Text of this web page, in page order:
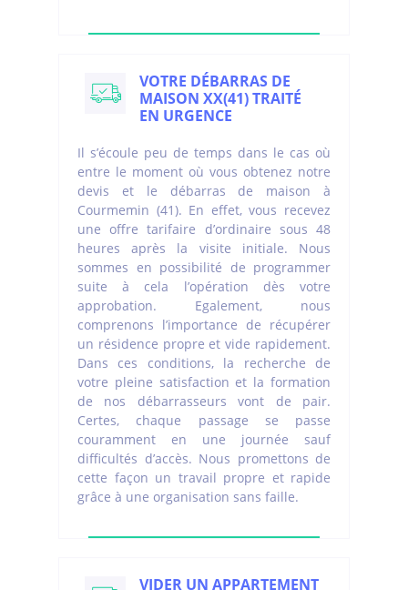
VOTRE DÉBARRAS DE
MAISON XX(41) TRAITÉ
EN URGENCE
Il s’écoule peu de temps dans le cas où
entre le moment où vous obtenez notre
devis et le débarras de maison à
Courmemin (41). En effet, vous recevez
une offre tarifaire d’ordinaire sous 48
heures après la visite initiale. Nous
sommes en possibilité de programmer
suite à cela l’opération dès votre
approbation. Egalement, nous
comprenons l’importance de récupérer
un résidence propre et vide rapidement.
Dans ces conditions, la recherche de
votre pleine satisfaction et la formation
de nos débarrasseurs vont de pair.
Certes, chaque passage se passe
couramment en une journée sauf
difficultés d’accès. Nous promettons de
cette façon un travail propre et rapide
grâce à une organisation sans faille.
VIDER UN APPARTEMENT